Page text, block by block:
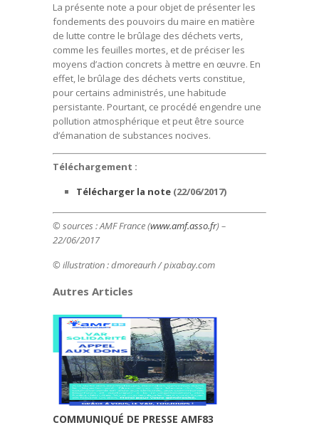
La présente note a pour objet de présenter les
fondements des pouvoirs du maire en matière
de lutte contre le brûlage des déchets verts,
comme les feuilles mortes, et de préciser les
moyens d’action concrets à mettre en œuvre. En
effet, le brûlage des déchets verts constitue,
pour certains administrés, une habitude
persistante. Pourtant, ce procédé engendre une
pollution atmosphérique et peut être source
d’émanation de substances nocives.
Téléchargement :
Télécharger la note(22/06/2017)
© sources : AMF France (www.amf.asso.fr) –
22/06/2017
© illustration : dmoreaurh/ pixabay.com
Autres Articles
COMMUNIQUÉ DE PRESSE AMF83